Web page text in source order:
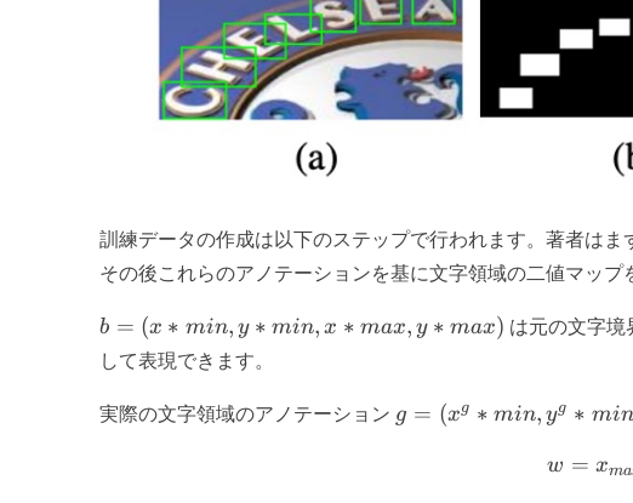
訓練データの作成は以下のステップで行われます。著者は
その後これらのアノテーションを基に文字領域の二値マップ
b = (x*
{min},
y*
{min},
b = (x ∗ min, y ∗ min, x ∗ max, y ∗ max) は元の文字境
して表現できます。
実際の文字領域のアノテーション g =
g = (xg ∗ min, yg ∗ min
w = xma